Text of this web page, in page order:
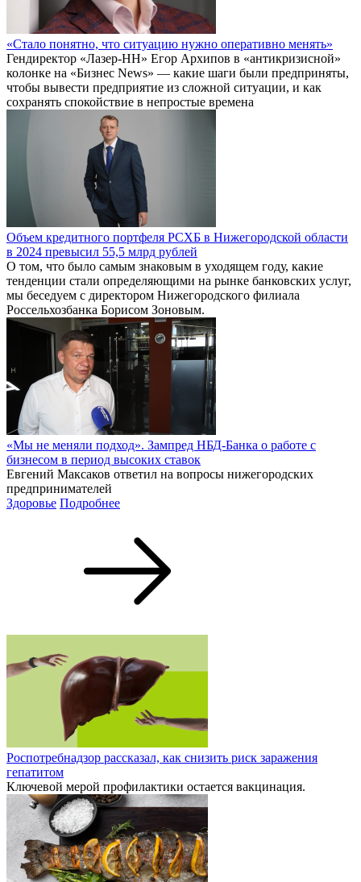
«Стало понятно, что ситуацию нужно оперативно менять»
Гендиректор «Лазер-НН» Егор Архипов в «антикризисной»
колонке на «Бизнес News» — какие шаги были предприняты,
чтобы вывести предприятие из сложной ситуации, и как
сохранять спокойствие в непростые времена
Объем кредитного портфеля РСХБ в Нижегородской области
в 2024 превысил 55,5 млрд рублей
О том, что было самым знаковым в уходящем году, какие
тенденции стали определяющими на рынке банковских услуг,
мы беседуем с директором Нижегородского филиала
Россельхозбанка Борисом Зоновым.
«Мы не меняли подход». Зампред НБД-Банка о работе с
бизнесом в период высоких ставок
Евгений Максаков ответил на вопросы нижегородских
предпринимателей
Здоровье Подробнее
Роспотребнадзор рассказал, как снизить риск заражения
гепатитом
Ключевой мерой профилактики остается вакцинация.